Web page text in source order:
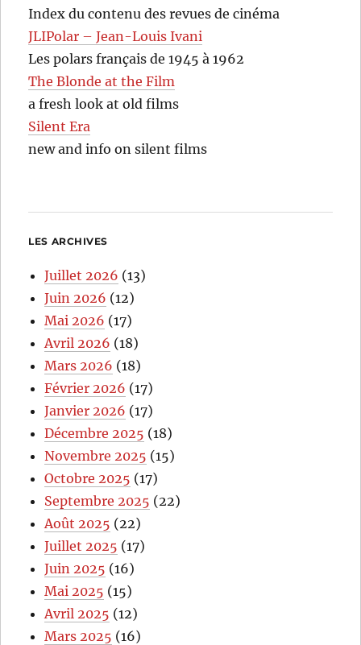
Index du contenu des revues de cinéma
JLIPolar – Jean-Louis Ivani
Les polars français de 1945 à 1962
The Blonde at the Film
a fresh look at old films
Silent Era
new and info on silent films
LES ARCHIVES
Juillet 2026 (13)
Juin 2026 (12)
Mai 2026 (17)
Avril 2026 (18)
Mars 2026 (18)
Février 2026 (17)
Janvier 2026 (17)
Décembre 2025 (18)
Novembre 2025 (15)
Octobre 2025 (17)
Septembre 2025 (22)
Août 2025 (22)
Juillet 2025 (17)
Juin 2025 (16)
Mai 2025 (15)
Avril 2025 (12)
Mars 2025 (16)